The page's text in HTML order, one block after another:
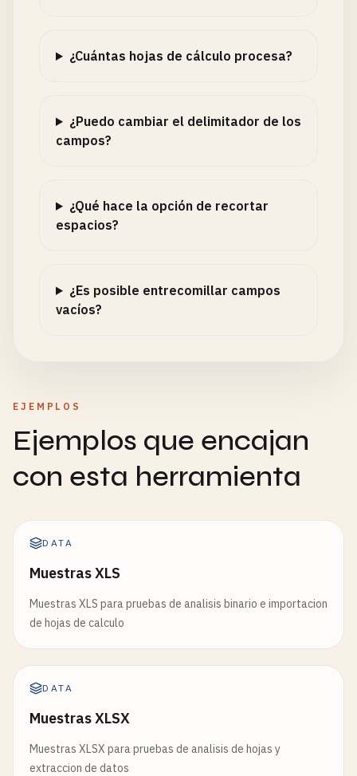
¿Cuántas hojas de cálculo procesa?
¿Puedo cambiar el delimitador de los
campos?
¿Qué hace la opción de recortar
espacios?
¿Es posible entrecomillar campos
vacíos?
EJEMPLOS
Ejemplos que encajan
con esta herramienta
DATA
Muestras XLS
Muestras XLS para pruebas de analisis binario e importacion
de hojas de calculo
DATA
Muestras XLSX
Muestras XLSX para pruebas de analisis de hojas y
extraccion de datos